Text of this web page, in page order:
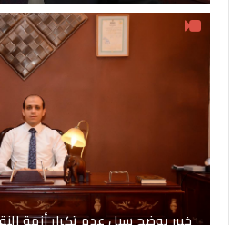
خبير يوضح سبل عدم تكرار أزمة